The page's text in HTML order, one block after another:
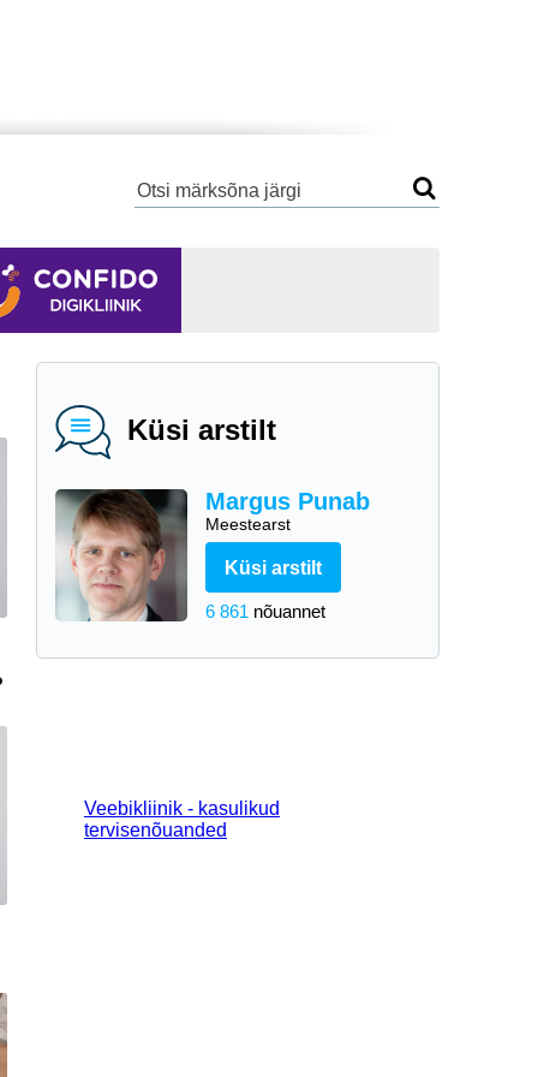
Küsi arstilt
Margus Punab
Meestearst
Küsi arstilt
6 861 nõuannet
Veebikliinik - kasulikud
tervisenõuanded